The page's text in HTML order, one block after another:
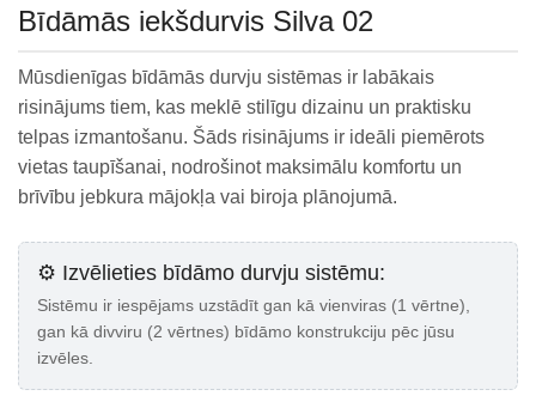
Bīdāmās iekšdurvis Silva 02
Mūsdienīgas bīdāmās durvju sistēmas ir labākais
risinājums tiem, kas meklē stilīgu dizainu un praktisku
telpas izmantošanu. Šāds risinājums ir ideāli piemērots
vietas taupīšanai, nodrošinot maksimālu komfortu un
brīvību jebkura mājokļa vai biroja plānojumā.
⚙️ Izvēlieties bīdāmo durvju sistēmu:
Sistēmu ir iespējams uzstādīt gan kā vienviras (1 vērtne),
gan kā divviru (2 vērtnes) bīdāmo konstrukciju pēc jūsu
izvēles.